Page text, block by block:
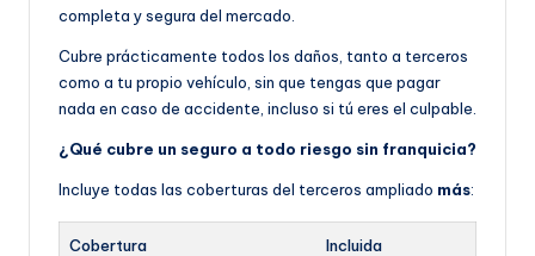
completa y segura del mercado.
Cubre prácticamente todos los daños, tanto a terceros
como a tu propio vehículo, sin que tengas que pagar
nada en caso de accidente, incluso si tú eres el culpable.
¿Qué cubre un seguro a todo riesgo sin franquicia?
Incluye todas las coberturas del terceros ampliado más:
Cobertura Incluida